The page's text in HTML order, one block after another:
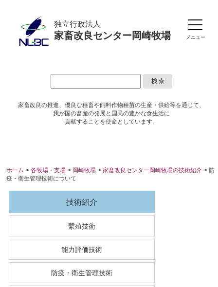
独立行政法人
家畜改良センター岡崎牧場 メニュー
家畜改良の推進、優良な種畜や飼料作物種苗の生産・供給等を通じて、
我が国の畜産の発展と国民の豊かな食生活に
貢献することを使命としています。
ホーム >各牧場・支場 > 岡崎牧場 >家畜改良センター岡崎牧場の技術紹介 > 防
疫・衛生管理技術について
技術紹介
繫殖技術
能力評価技術
防疫・衛生管理技術